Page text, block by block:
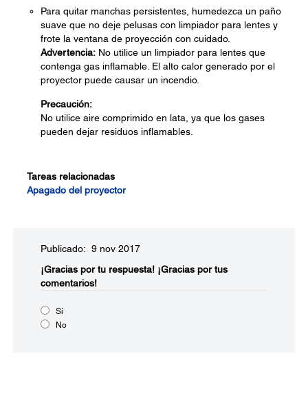
Para quitar manchas persistentes, humedezca un paño
suave que no deje pelusas con limpiador para lentes y
frote la ventana de proyección con cuidado.
Advertencia: No utilice un limpiador para lentes que
contenga gas inflamable. El alto calor generado por el
proyector puede causar un incendio.
Precaución:
No utilice aire comprimido en lata, ya que los gases
pueden dejar residuos inflamables.
Tareas relacionadas
Apagado del proyector
Publicado: 9 nov 2017
¡Gracias por tu respuesta! ¡Gracias por tus
comentarios!
Sí
No